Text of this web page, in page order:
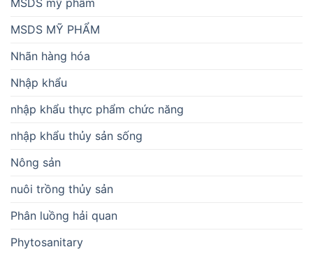
MSDS MỸ PHẨM
Nhãn hàng hóa
Nhập khẩu
nhập khẩu thực phẩm chức năng
nhập khẩu thủy sản sống
Nông sản
nuôi trồng thủy sản
Phân luồng hải quan
Phytosanitary